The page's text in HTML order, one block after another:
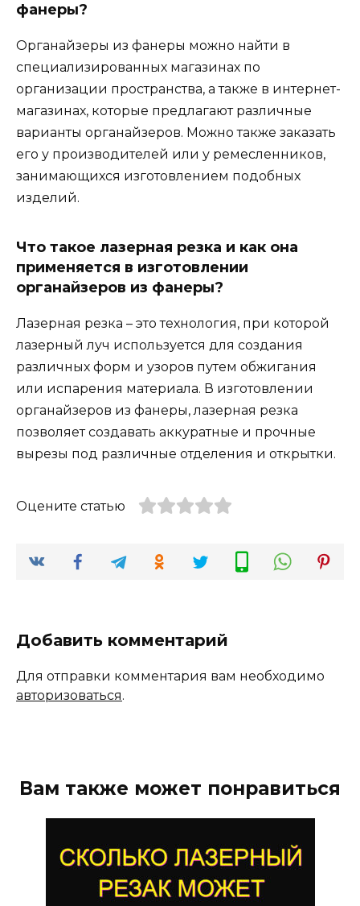
фанеры?
Органайзеры из фанеры можно найти в
специализированных магазинах по
организации пространства, а также в интернет-
магазинах, которые предлагают различные
варианты органайзеров. Можно также заказать
его у производителей или у ремесленников,
занимающихся изготовлением подобных
изделий.
Что такое лазерная резка и как она
применяется в изготовлении
органайзеров из фанеры?
Лазерная резка – это технология, при которой
лазерный луч используется для создания
различных форм и узоров путем обжигания
или испарения материала. В изготовлении
органайзеров из фанеры, лазерная резка
позволяет создавать аккуратные и прочные
вырезы под различные отделения и открытки.
Оцените статью
Добавить комментарий
Для отправки комментария вам необходимо
авторизоваться.
Вам также может понравиться